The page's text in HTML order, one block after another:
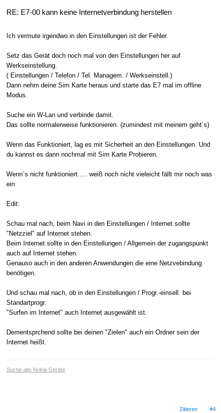
RE: E7-00 kann keine Internetverbindung herstellen
Ich vermute irgendwo in den Einstellungen ist der Fehler.
Setz das Gerät doch noch mal von den Einstellungen her auf
Werkseinstellung.
( Einstellungen / Telefon / Tel. Managem. / Werkseinstell.)
Dann nehm deine Sim Karte heraus und starte das E7 mal im offline
Modus.
Suche ein W-Lan und verbinde damit.
Das sollte normalerweise funktionieren. (zumindest mit meinem geht´s)
Wenn das Funktioniert, lag es mit Sicherheit an den Einstellungen. Und
du kannst es dann nochmal mit Sim Karte Probieren.
Wenn´s nicht funktioniert..... weiß noch nicht vieleicht fällt mir noch was
ein
Edit:
Schau mal nach, beim Navi in den Einstellungen / Internet sollte
"Netzziel" auf Internet stehen.
Beim Internet sollte in den Einstellungen / Allgemein der zugangspunkt
auch auf Internet stehen.
Genauso auch in den anderen Anwendungen die eine Netzvebindung
benötigen.
Und schau mal nach, ob in den Einstellungen / Progr.-einsell. bei
Standartprogr.
"Surfen im Internet" auch Internet ausgewählt ist.
Dementsprchend sollte bei deinen "Zielen" auch ein Ordner sein der
Internet heißt.
Suche alte Nokia Geräte
Zitieren #4